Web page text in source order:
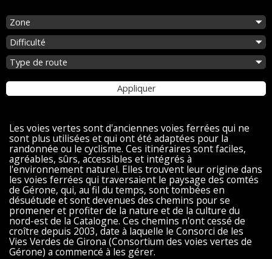
Sélectionnez
la
zone
Sélectionnez
la
difficulté
Sélectionnez
le
type
de
Appliquer
Les voies vertes sont d'anciennes voies ferrées qui ne
sont plus utilisées et qui ont été adaptées pour la
randonnée ou le cyclisme. Ces itinéraires sont faciles,
agréables, sûrs, accessibles et intégrés à
l'environnement naturel. Elles trouvent leur origine dans
les voies ferrées qui traversaient le paysage des comtés
de Gérone, qui, au fil du temps, sont tombées en
désuétude et sont devenues des chemins pour se
promener et profiter de la nature et de la culture du
nord-est de la Catalogne. Ces chemins n'ont cessé de
croître depuis 2003, date à laquelle le Consorci de les
Vies Verdes de Girona (Consortium des voies vertes de
Gérone) a commencé à les gérer.